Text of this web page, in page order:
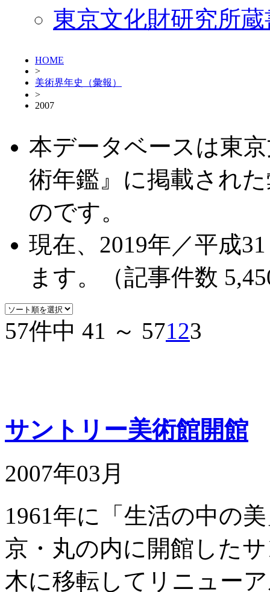
東京文化財研究所
HOME
>
美術界年史（彙報）
>
2007
本データベースは東
術年鑑』に掲載され
のです。
現在、2019年／平成
ます。（記事件数
57件中 41 ～ 57123
サントリー美術館開館
2007年03月
1961年に「生活の中の
京・丸の内に開館した
木に移転してリニュー